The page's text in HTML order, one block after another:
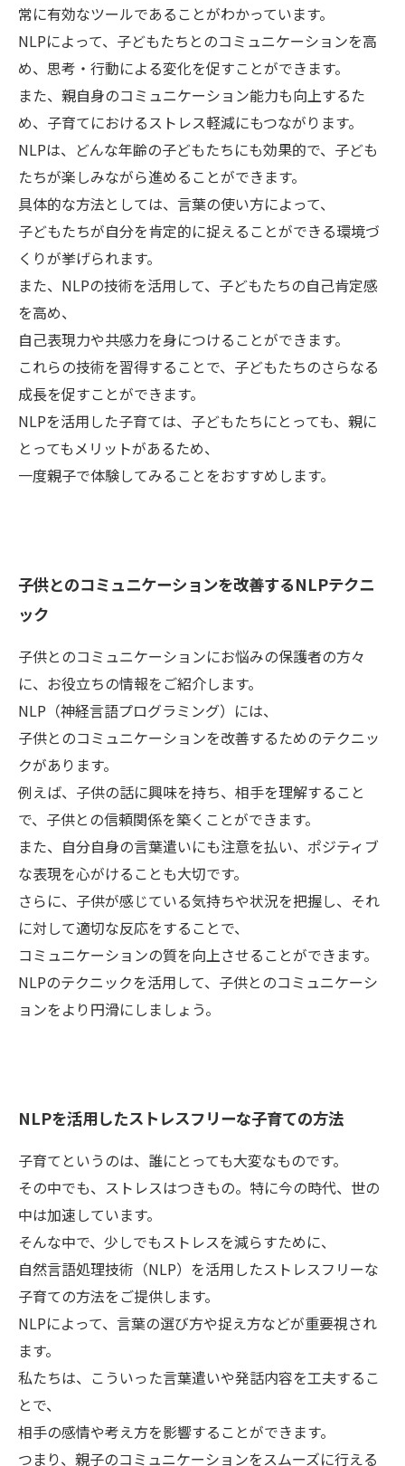
常に有効なツールであることがわかっています。
NLPによって、子どもたちとのコミュニケーションを高
め、思考・行動による変化を促すことができます。
また、親自身のコミュニケーション能力も向上するた
め、子育てにおけるストレス軽減にもつながります。
NLPは、どんな年齢の子どもたちにも効果的で、子ども
たちが楽しみながら進めることができます。
具体的な方法としては、言葉の使い方によって、
子どもたちが自分を肯定的に捉えることができる環境づ
くりが挙げられます。
また、NLPの技術を活用して、子どもたちの自己肯定感
を高め、
自己表現力や共感力を身につけることができます。
これらの技術を習得することで、子どもたちのさらなる
成長を促すことができます。
NLPを活用した子育ては、子どもたちにとっても、親に
とってもメリットがあるため、
一度親子で体験してみることをおすすめします。
子供とのコミュニケーションを改善するNLPテクニ
ック
子供とのコミュニケーションにお悩みの保護者の方々
に、お役立ちの情報をご紹介します。
NLP（神経言語プログラミング）には、
子供とのコミュニケーションを改善するためのテクニッ
クがあります。
例えば、子供の話に興味を持ち、相手を理解すること
で、子供との信頼関係を築くことができます。
また、自分自身の言葉遣いにも注意を払い、ポジティブ
な表現を心がけることも大切です。
さらに、子供が感じている気持ちや状況を把握し、それ
に対して適切な反応をすることで、
コミュニケーションの質を向上させることができます。
NLPのテクニックを活用して、子供とのコミュニケーシ
ョンをより円滑にしましょう。
NLPを活用したストレスフリーな子育ての方法
子育てというのは、誰にとっても大変なものです。
その中でも、ストレスはつきもの。特に今の時代、世の
中は加速しています。
そんな中で、少しでもストレスを減らすために、
自然言語処理技術（NLP）を活用したストレスフリーな
子育ての方法をご提供します。
NLPによって、言葉の選び方や捉え方などが重要視され
ます。
私たちは、こういった言葉遣いや発話内容を工夫するこ
とで、
相手の感情や考え方を影響することができます。
つまり、親子のコミュニケーションをスムーズに行える